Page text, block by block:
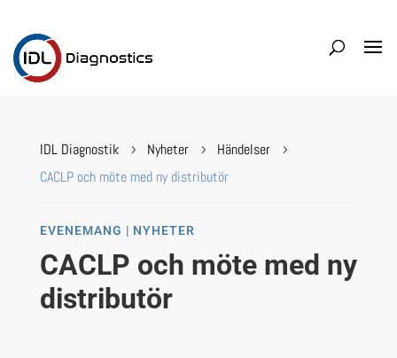
IDL Diagnostik 5 Nyheter 5 Händelser 5
CACLP och möte med ny distributör
EVENEMANG | NYHETER
CACLP och möte med ny
distributör